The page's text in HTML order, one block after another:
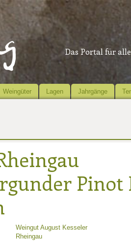
Das Portal für
Weingüter Lagen Jahrgänge
Pinot
Weingut August Kesseler
Rheingau